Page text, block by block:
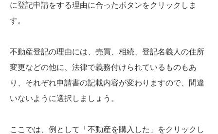
に登記申請をする理由に合ったボタンをクリックしま
す。
不動産登記の理由には、売買、相続、登記名義人の住所
変更などの他に、法律で義務付けられているものもあ
り、それぞれ申請書の記載内容が変わりますので、間違
いないように選択しましょう。
ここでは、例として「不動産を購入した」をクリックし